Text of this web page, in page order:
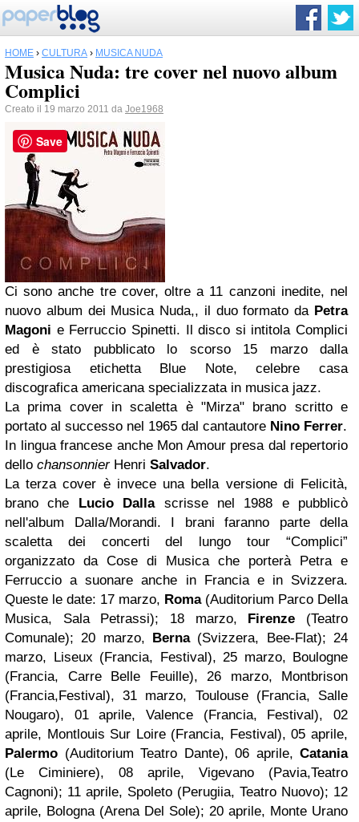
HOME › CULTURA › MUSICA NUDA
Musica Nuda: tre cover nel nuovo album
Complici
Creato il 19 marzo 2011 da Joe1968
Ci sono anche tre cover, oltre a 11 canzoni inedite, nel
nuovo album dei Musica Nuda,, il duo formato da Petra
Magoni e Ferruccio Spinetti. Il disco si intitola Complici
ed è stato pubblicato lo scorso 15 marzo dalla
prestigiosa etichetta Blue Note, celebre casa
discografica americana specializzata in musica jazz.
La prima cover in scaletta è "Mirza" brano scritto e
portato al successo nel 1965 dal cantautore Nino Ferrer.
In lingua francese anche Mon Amour presa dal repertorio
dello chansonnierHenri Salvador.
La terza cover è invece una bella versione di Felicità,
brano che Lucio Dallascrisse nel 1988 e pubblicò
nell'album Dalla/Morandi. I brani faranno parte della
scaletta dei concerti del lungo tour “Complici”
organizzato da Cose di Musica che porterà Petra e
Ferruccio a suonare anche in Francia e in Svizzera.
Queste le date: 17 marzo, Roma(Auditorium Parco Della
Musica, Sala Petrassi); 18 marzo, Firenze (Teatro
Comunale); 20 marzo, Berna(Svizzera, Bee-Flat); 24
marzo, Liseux (Francia, Festival), 25 marzo, Boulogne
(Francia, Carre Belle Feuille), 26 marzo, Montbrison
(Francia,Festival), 31 marzo, Toulouse (Francia, Salle
Nougaro), 01 aprile, Valence (Francia, Festival), 02
aprile, Montlouis Sur Loire (Francia, Festival), 05 aprile,
Palermo (Auditorium Teatro Dante), 06 aprile, Catania
(Le Ciminiere), 08 aprile, Vigevano (Pavia,Teatro
Cagnoni); 11 aprile, Spoleto (Perugiia, Teatro Nuovo); 12
aprile, Bologna (Arena Del Sole); 20 aprile, Monte Urano
Save